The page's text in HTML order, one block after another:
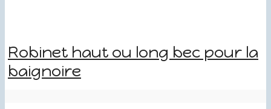
Robinet haut ou long bec pour la
baignoire